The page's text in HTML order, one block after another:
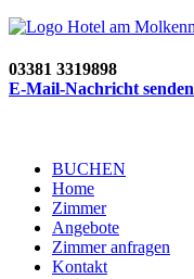
03381 3319898
E-Mail-Nachricht senden
BUCHEN
Home
Zimmer
Angebote
Zimmer anfragen
Kontakt